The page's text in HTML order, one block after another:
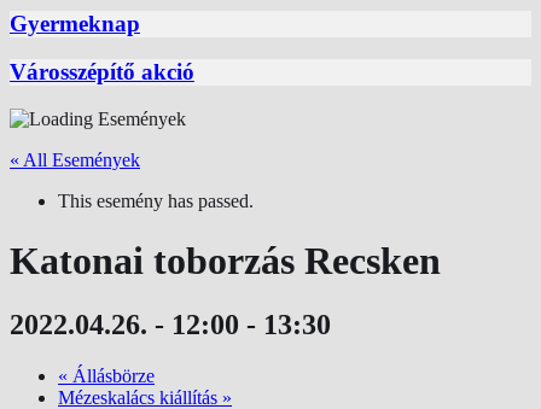
Gyermeknap
Városszépítő akció
« All Események
This esemény has passed.
Katonai toborzás Recsken
2022.04.26. - 12:00 - 13:30
« Állásbörze
Mézeskalács kiállítás »